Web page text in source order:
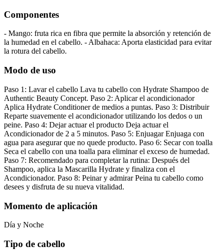
Componentes
- Mango: fruta rica en fibra que permite la absorción y retención de
la humedad en el cabello. - Albahaca: Aporta elasticidad para evitar
la rotura del cabello.
Modo de uso
Paso 1: Lavar el cabello Lava tu cabello con Hydrate Shampoo de
Authentic Beauty Concept. Paso 2: Aplicar el acondicionador
Aplica Hydrate Conditioner de medios a puntas. Paso 3: Distribuir
Reparte suavemente el acondicionador utilizando los dedos o un
peine. Paso 4: Dejar actuar el producto Deja actuar el
Acondicionador de 2 a 5 minutos. Paso 5: Enjuagar Enjuaga con
agua para asegurar que no quede producto. Paso 6: Secar con toalla
Seca el cabello con una toalla para eliminar el exceso de humedad.
Paso 7: Recomendado para completar la rutina: Después del
Shampoo, aplica la Mascarilla Hydrate y finaliza con el
Acondicionador. Paso 8: Peinar y admirar Peina tu cabello como
desees y disfruta de su nueva vitalidad.
Momento de aplicación
Día y Noche
Tipo de cabello